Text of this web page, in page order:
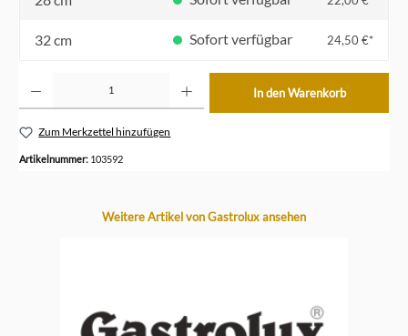
32 cm Sofort verfügbar 24,50 €*
In den Warenkorb
Zum Merkzettel hinzufügen
Artikelnummer: 103592
Produktgalerie überspringen
Weitere Artikel von Gastrolux ansehen